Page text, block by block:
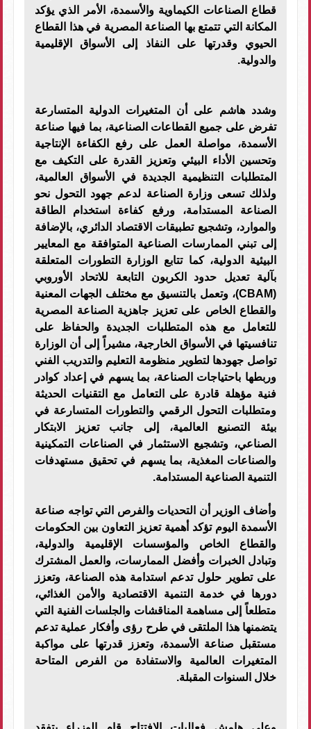
قطاع الصناعات الكيماوية والأسمدة، الأمر الذي يؤكد
المكانة التي تتمتع بها الصناعة المصرية في هذا القطاع
الحيوي وقدرتها على النفاذ إلى الأسواق الإقليمية
والدولية.
وشدد هاشم على أن المتغيرات الدولية المتسارعة
تفرض على جميع القطاعات الصناعية، بما فيها صناعة
الأسمدة، مواصلة العمل على رفع الكفاءة الإنتاجية
وتحسين الأداء البيئي وتعزيز القدرة على التكيف مع
المتطلبات التنظيمية الجديدة في الأسواق العالمية،
ولذلك تسعى وزارة الصناعة لدعم جهود التحول نحو
الصناعة المستدامة، ورفع كفاءة استخدام الطاقة
والموارد، وتشجيع تطبيقات الاقتصاد الدائري، بالإضافة
إلى تبني الممارسات الصناعية المتوافقة مع المعايير
البيئية الدولية، كما تتابع الوزارة التطورات المتعلقة
بآلية تعديل حدود الكربون التابعة للاتحاد الأوروبي
(CBAM)، وتعمل بالتنسيق مع مختلف الجهات المعنية
والقطاع الخاص على تعزيز جاهزية الصناعة المصرية
للتعامل مع هذه المتطلبات الجديدة والحفاظ على
تنافسيتها في الأسواق الخارجية، مشيراً إلى أن الوزارة
تواصل جهودها لتطوير منظومة التعليم والتدريب الفني
وربطها باحتياجات الصناعة، بما يسهم في إعداد كوادر
فنية مؤهلة قادرة على التعامل مع التقنيات الحديثة
ومتطلبات التحول الرقمي والتطورات المتسارعة في
بيئة التصنيع العالمية، إلى جانب تعزيز الابتكار
الصناعي، وتشجيع الاستثمار في الصناعات التمكينية
والصناعات المغذية، بما يسهم في تحقيق مستهدفات
التنمية الصناعية المستدامة.
وأضاف الوزير أن التحديات والفرص التي تواجه صناعة
الأسمدة اليوم تؤكد أهمية تعزيز التعاون بين الحكومات
والقطاع الخاص والمؤسسات الإقليمية والدولية،
وتبادل الخبرات وأفضل الممارسات، والعمل المشترك
على تطوير حلول تدعم استدامة هذه الصناعة، وتعزز
دورها في خدمة التنمية الاقتصادية والأمن الغذائي،
متطلعاً إلى مساهمة المناقشات والجلسات الفنية التي
يتضمنها هذا الملتقى في طرح رؤى وأفكار عملية تدعم
مستقبل صناعة الأسمدة، وتعزز قدرتها على مواكبة
المتغيرات العالمية والاستفادة من الفرص المتاحة
خلال السنوات المقبلة.